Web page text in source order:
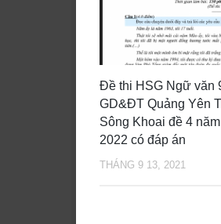
Đề thi HSG Ngữ văn
GD&ĐT Quảng Yên
Sông Khoai đề 4
2022 có đáp án
THÁNG 9 13, 2021